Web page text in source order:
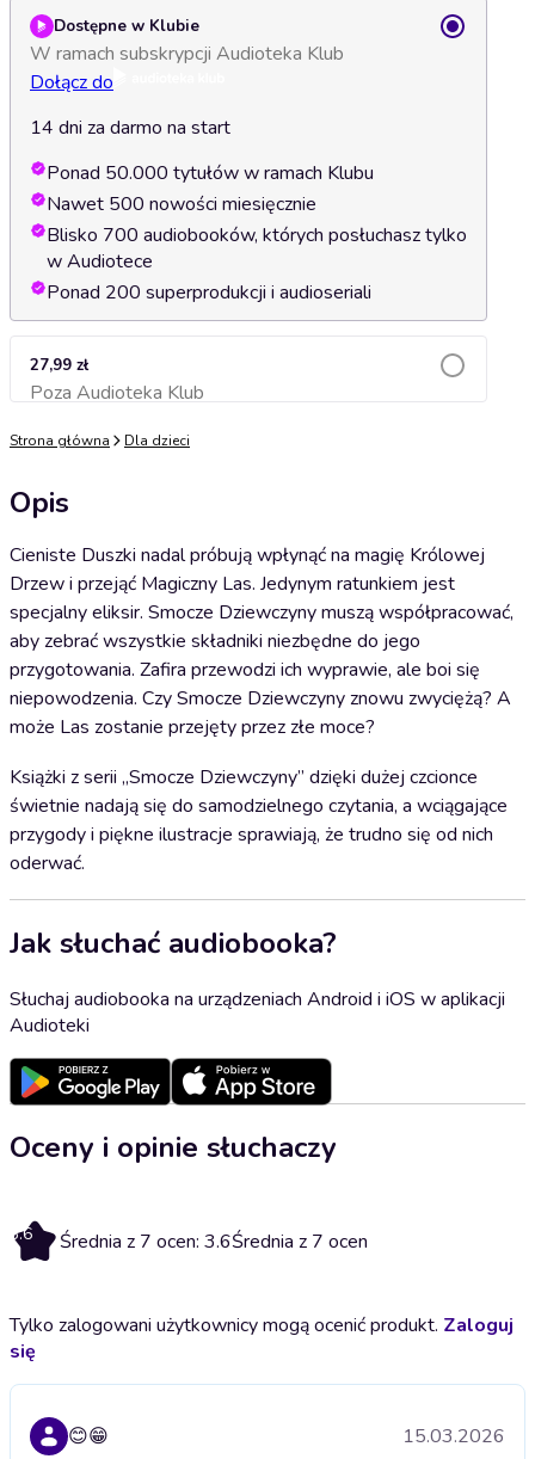
Dostępne w Klubie
W ramach subskrypcji Audioteka Klub
Dołącz do
14 dni za darmo na start
Ponad 50.000 tytułów w ramach Klubu
Nawet 500 nowości miesięcznie
Blisko 700 audiobooków, których posłuchasz tylko
w Audiotece
Ponad 200 superprodukcji i audioseriali
27,99 zł
Poza Audioteka KlubDodaj do koszyka
Strona główna Dla dzieci
Opis
Cieniste Duszki nadal próbują wpłynąć na magię Królowej
Drzew i przejąć Magiczny Las. Jedynym ratunkiem jest
specjalny eliksir. Smocze Dziewczyny muszą współpracować,
aby zebrać wszystkie składniki niezbędne do jego
przygotowania. Zafira przewodzi ich wyprawie, ale boi się
niepowodzenia. Czy Smocze Dziewczyny znowu zwyciężą? A
może Las zostanie przejęty przez złe moce?
Książki z serii „Smocze Dziewczyny” dzięki dużej czcionce
świetnie nadają się do samodzielnego czytania, a wciągające
przygody i piękne ilustracje sprawiają, że trudno się od nich
oderwać.
Jak słuchać audiobooka?
Słuchaj audiobooka na urządzeniach Android i iOS w aplikacji
Audioteki
Oceny i opinie słuchaczy
3.6 Średnia z 7 ocen: 3.6Średnia z 7 ocen
Tylko zalogowani użytkownicy mogą ocenić produkt. Zaloguj
się
😊😁 15.03.2026